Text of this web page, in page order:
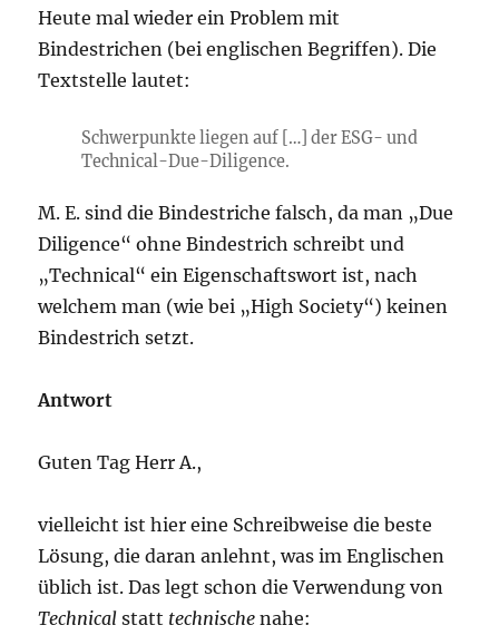
Heute mal wieder ein Problem mit
Bindestrichen (bei englischen Begriffen). Die
Textstelle lautet:
Schwerpunkte liegen auf […] der ESG- und
Technical-Due-Diligence.
M. E. sind die Bindestriche falsch, da man „Due
Diligence“ ohne Bindestrich schreibt und
„Technical“ ein Eigenschaftswort ist, nach
welchem man (wie bei „High Society“) keinen
Bindestrich setzt.
Antwort
Guten Tag Herr A.,
vielleicht ist hier eine Schreibweise die beste
Lösung, die daran anlehnt, was im Englischen
üblich ist. Das legt schon die Verwendung von
Technical statt technische nahe: